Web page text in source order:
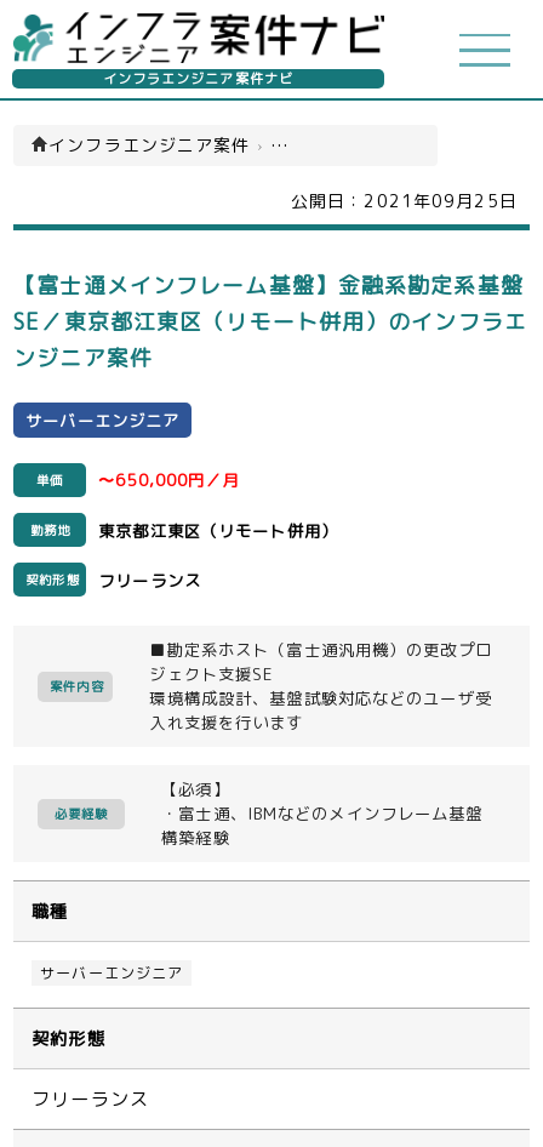
インフラエンジニア案件ナビ
インフラエンジニア案件 › サーバーエンジニア(一覧)
公開日： 2021年09月25日
【富士通メインフレーム基盤】金融系勘定系基盤
SE／東京都江東区（リモート併用）のインフラエ
ンジニア案件
サーバーエンジニア
単価 〜650,000円／月
勤務地 東京都江東区（リモート併用）
契約形態 フリーランス
案件内容
■勘定系ホスト（富士通汎用機）の更改プロ
ジェクト支援SE
環境構成設計、基盤試験対応などのユーザ受
入れ支援を行います
必要経験
【必須】
・富士通、IBMなどのメインフレーム基盤
構築経験
職種
サーバーエンジニア
契約形態
フリーランス